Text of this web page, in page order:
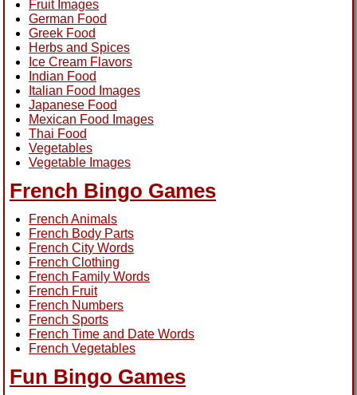
Fruit Images
German Food
Greek Food
Herbs and Spices
Ice Cream Flavors
Indian Food
Italian Food Images
Japanese Food
Mexican Food Images
Thai Food
Vegetables
Vegetable Images
French Bingo Games
French Animals
French Body Parts
French City Words
French Clothing
French Family Words
French Fruit
French Numbers
French Sports
French Time and Date Words
French Vegetables
Fun Bingo Games